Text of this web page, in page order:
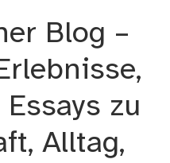
Blog –
zu
Alltag,